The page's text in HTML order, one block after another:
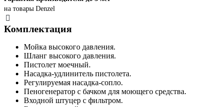
на товары Denzel
Комплектация
Мойка высокого давления.
Шланг высокого давления.
Пистолет моечный.
Насадка-удлинитель пистолета.
Регулируемая насадка-сопло.
Пеногенератор с бачком для моющего средства.
Входной штуцер с фильтром.